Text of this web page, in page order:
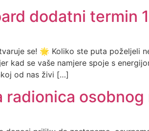
dodatni termin
se! 🌟 Koliko ste puta poželjeli
kad se vaše namjere spoje s
od nas živi […]
radionica